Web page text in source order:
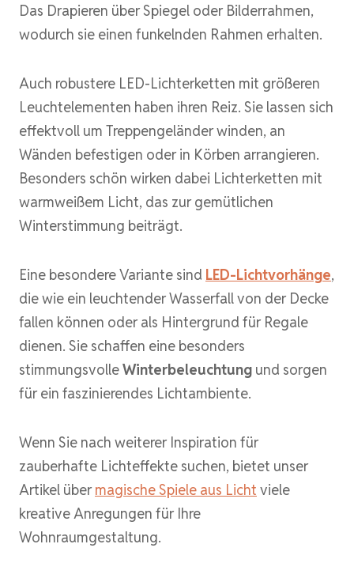
Das Drapieren über Spiegel oder Bilderrahmen,
wodurch sie einen funkelnden Rahmen erhalten.
Auch robustere LED-Lichterketten mit größeren
Leuchtelementen haben ihren Reiz. Sie lassen sich
effektvoll um Treppengeländer winden, an
Wänden befestigen oder in Körben arrangieren.
Besonders schön wirken dabei Lichterketten mit
warmweißem Licht, das zur gemütlichen
Winterstimmung beiträgt.
Eine besondere Variante sind LED-Lichtvorhänge,
die wie ein leuchtender Wasserfall von der Decke
fallen können oder als Hintergrund für Regale
dienen. Sie schaffen eine besonders
stimmungsvolleWinterbeleuchtung und sorgen
für ein faszinierendes Lichtambiente.
Wenn Sie nach weiterer Inspiration für
zauberhafte Lichteffekte suchen, bietet unser
Artikel übermagische Spiele aus Licht viele
kreative Anregungen für Ihre
Wohnraumgestaltung.